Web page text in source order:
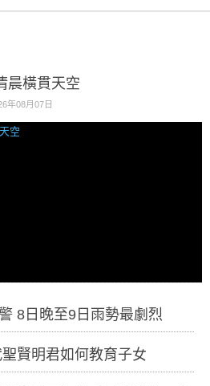
晨橫貫天空
年08月07日
8日晚至9日雨勢最劇烈
賢明君如何教育子女